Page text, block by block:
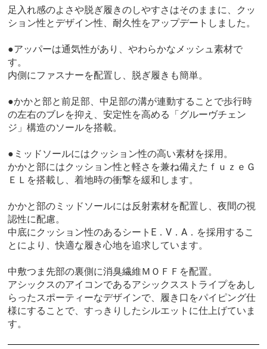
足入れ感のよさや脱ぎ履きのしやすさはそのままに、クッ
ション性とデザイン性、耐久性をアップデートしました。
●アッパーは通気性があり、やわらかなメッシュ素材で
す。
内側にファスナーを配置し、脱ぎ履きも簡単。
●かかと部と前足部、中足部の溝が連動することで歩行時
の左右のブレを抑え、安定性を高める「グルーヴチェン
ジ」構造のソールを搭載。
●ミッドソールにはクッション性の高い素材を採用。
かかと部にはクッション性と軽さを兼ね備えたｆｕｚｅＧ
ＥＬを搭載し、着地時の衝撃を緩和します。
かかと部のミッドソールには反射素材を配置し、夜間の視
認性に配慮。
中底にクッション性のあるシートE．V．A．を採用するこ
とにより、快適な履き心地を追求しています。
中敷つま先部の裏側に消臭繊維ＭＯＦＦを配置。
アシックスのアイコンであるアシックスストライプをあし
らったスポーティーなデザインで、履き口をパイピング仕
様にすることで、すっきりしたシルエットに仕上げていま
す。